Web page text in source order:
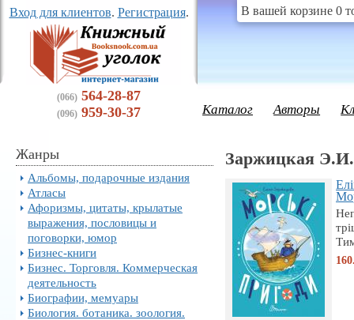
Вход для клиентов. Регистрация.
(066) 564-28-87
(096) 959-30-37
В вашей корзине 0
Каталог Авторы
Жанры
Альбомы, подарочные издания
Атласы
Афоризмы, цитаты, крылатые
выражения, пословицы и
поговорки, юмор
Бизнес-книги
Бизнес. Торговля. Коммерческая
деятельность
Биографии, мемуары
Биология. ботаника. зоология.
Заржицкая Э.И.